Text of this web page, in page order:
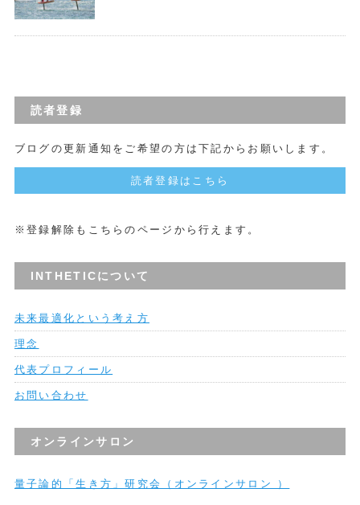
読者登録
ブログの更新通知をご希望の方は下記からお願いします。
読者登録はこちら
※登録解除もこちらのページから行えます。
INTHETICについて
未来最適化という考え方
理念
代表プロフィール
お問い合わせ
オンラインサロン
量子論的「生き方」研究会（オンラインサロン ）